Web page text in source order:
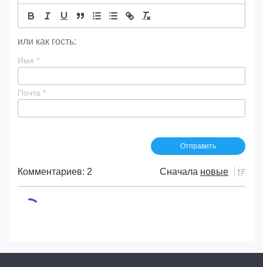
или как гость:
Имя *
Почта *
Комментариев: 2 Сначала новые